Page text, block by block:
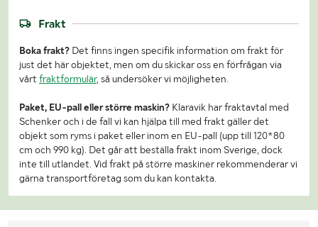
Frakt
Boka frakt? Det finns ingen specifik information om frakt för
just det här objektet, men om du skickar oss en förfrågan via
vårt fraktformulär, så undersöker vi möjligheten.
Paket, EU-pall eller större maskin? Klaravik har fraktavtal med
Schenker och i de fall vi kan hjälpa till med frakt gäller det
objekt som ryms i paket eller inom en EU-pall (upp till 120*80
cm och 990 kg). Det går att beställa frakt inom Sverige, dock
inte till utlandet. Vid frakt på större maskiner rekommenderar vi
gärna transportföretag som du kan kontakta.